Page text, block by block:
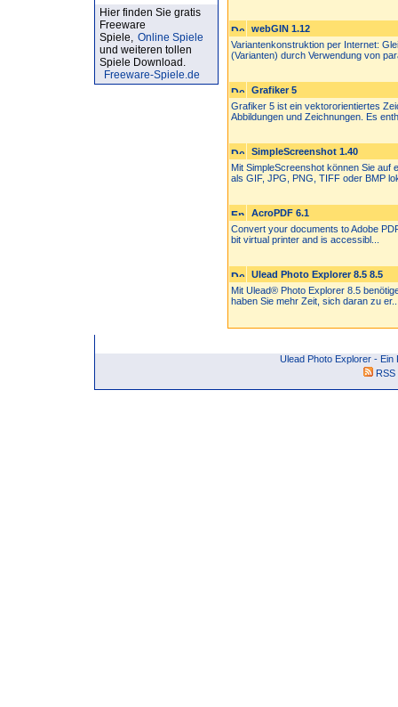
Hier finden Sie gratis
Freeware
Spiele, Online Spiele
und weiteren tollen
Spiele Download.
Freeware-Spiele.de
webGIN 1.12
Variantenkonstruktion per Internet:
(Varianten) durch Verwendung von
Grafiker 5
Grafiker 5 ist ein vektororientiertes
Abbildungen und Zeichnungen. Es
SimpleScreenshot 1.40
Mit SimpleScreenshot können Sie auf
als GIF, JPG, PNG, TIFF oder BMP
AcroPDF 6.1
Convert your documents to Adobe
bit virtual printer and is accessibl...
Ulead Photo Explorer 8.5 8.5
Mit Ulead® Photo Explorer 8.5
haben Sie mehr Zeit, sich daran zu
Ulead Photo Explorer - Ein